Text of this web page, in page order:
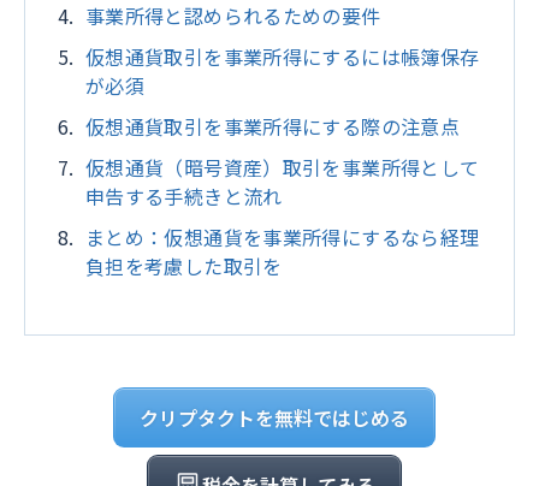
事業所得と認められるための要件
仮想通貨取引を事業所得にするには帳簿保存
が必須
仮想通貨取引を事業所得にする際の注意点
仮想通貨（暗号資産）取引を事業所得として
申告する手続きと流れ
まとめ：仮想通貨を事業所得にするなら経理
負担を考慮した取引を
クリプタクトを無料ではじめる